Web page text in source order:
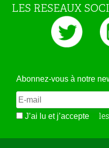
LES RESEAUX
Abonnez-vous à notre
J’ai lu et j’accepte